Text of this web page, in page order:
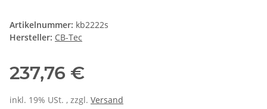
Artikelnummer: kb2222s
Hersteller: CB-Tec
237,76 €
inkl. 19% USt. , zzgl. Versand